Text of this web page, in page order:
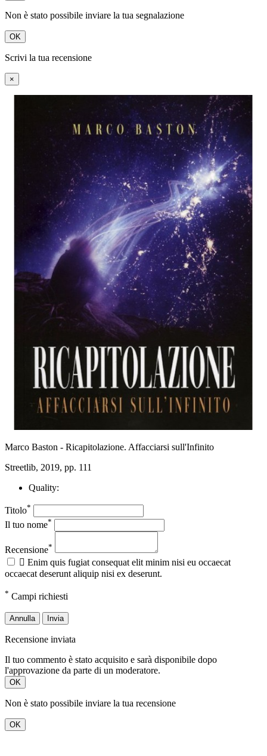
Non è stato possibile inviare la tua segnalazione
OK
Scrivi la tua recensione
×
Marco Baston - Ricapitolazione. Affacciarsi sull'Infinito
Streetlib, 2019, pp. 111
Quality:
Titolo*
Il tuo nome*
Recensione*
 Enim quis fugiat consequat elit minim nisi eu occaecat
occaecat deserunt aliquip nisi ex deserunt.
* Campi richiesti
Annulla Invia
Recensione inviata
Il tuo commento è stato acquisito e sarà disponibile dopo
l'approvazione da parte di un moderatore.
OK
Non è stato possibile inviare la tua recensione
OK